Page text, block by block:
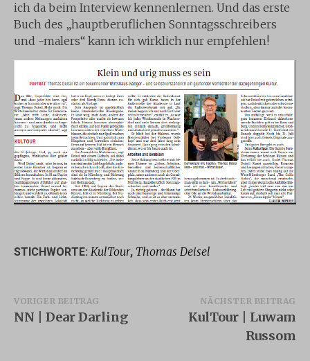
ich da beim Interview kennenlernen. Und das erste
Buch des „hauptberuflichen Sonntagsschreibers
und -malers“ kann ich wirklich nur empfehlen!
STICHWORTE: KulTour, Thomas Deisel
Beitragsnavigation
VORIGER BEITRAG
NN | Dear Darling
NÄCHSTER BEITRAG
KulTour | Luwam
Russom